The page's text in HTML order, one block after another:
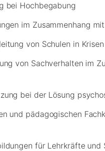
bei Hochbegabung
im Zusammenhang
von Schulen in Krisen
von Sachverhalten im
bei der Lösung
und pädagogischen
für Lehrkräfte